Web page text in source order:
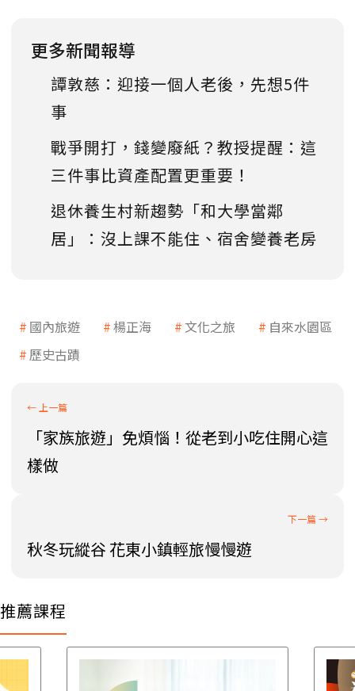
更多新聞報導
譚敦慈：迎接一個人老後，先想5件
事
戰爭開打，錢變廢紙？教授提醒：這
三件事比資產配置更重要！
退休養生村新趨勢「和大學當鄰
居」：沒上課不能住、宿舍變養老房
國內旅遊 楊正海 文化之旅
自來水園區
歷史古蹟
「家族旅遊」免煩惱！從老到小吃住開心這
樣做
秋冬玩縱谷 花東小鎮輕旅慢慢遊
推薦課程